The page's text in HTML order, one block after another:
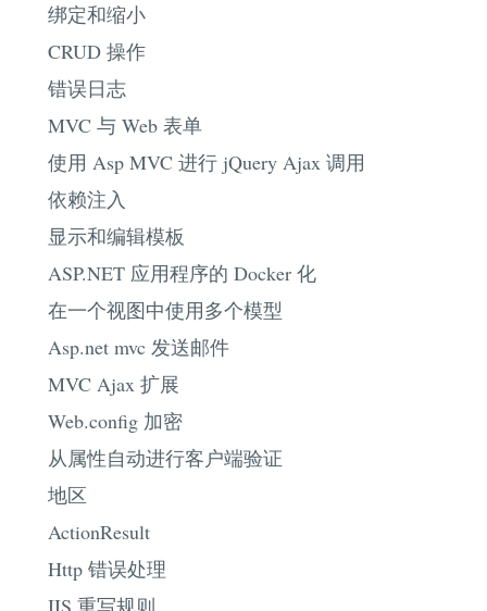
绑定和缩小
CRUD 操作
错误日志
MVC 与 Web 表单
使用 Asp MVC 进行 jQuery Ajax 调用
依赖注入
显示和编辑模板
ASP.NET 应用程序的 Docker 化
在一个视图中使用多个模型
Asp.net mvc 发送邮件
MVC Ajax 扩展
Web.config 加密
从属性自动进行客户端验证
地区
ActionResult
Http 错误处理
IIS 重写规则